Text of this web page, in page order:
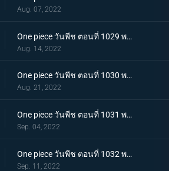
Aug. 07, 2022
One piece วันพีช ตอนที่ 1029 พากย์ไทย ความทรงจำลางเลือน ลูฟี่กับอูตะลูกสาวของผมแดง
Aug. 14, 2022
One piece วันพีช ตอนที่ 1030 พากย์ไทย คำสาบานต่อยุคสมัยใหม่! ลูฟี่กับอูตะ
Aug. 21, 2022
One piece วันพีช ตอนที่ 1031 พากย์ไทย นามิตะโกนสุดเสียง เดธเรซแบบจนตรอก
Sep. 04, 2022
One piece วันพีช ตอนที่ 1032 พากย์ไทย รุ่งอรุณของแคว้นวะ ทุกด้านประจันหน้าสุดเดือด
Sep. 11, 2022